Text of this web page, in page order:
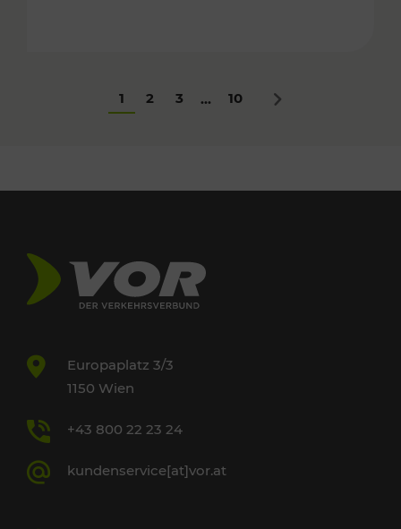
1 2 3 ... 10 Nächstes
Europaplatz 3/3
1150 Wien
+43 800 22 23 24
kundenservice[at]vor.at